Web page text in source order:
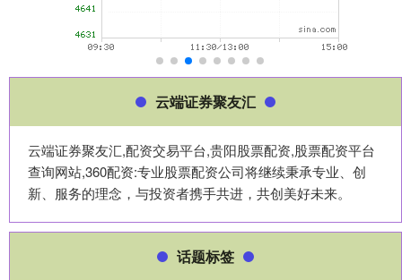
云端证券聚友汇
云端证券聚友汇,配资交易平台,贵阳股票配资,股票配资平台
查询网站,360配资:专业股票配资公司将继续秉承专业、创
新、服务的理念，与投资者携手共进，共创美好未来。
话题标签